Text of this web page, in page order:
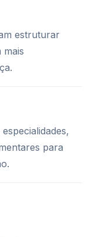
estruturar
mais
para